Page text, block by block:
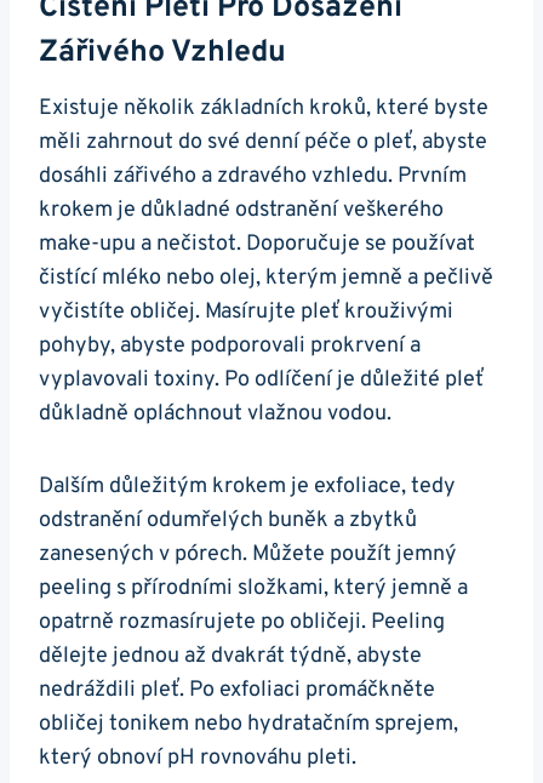
Čištění⁤ Pleti⁢ Pro Dosažení
Zářivého Vzhledu
Existuje několik ⁢základních‍ kroků, které byste ​
měli zahrnout do své denní péče o ⁢pleť, abyste
‍dosáhli ​zářivého a zdravého‍ vzhledu. Prvním ​
krokem je důkladné odstranění veškerého
make-upu a nečistot.‍ Doporučuje⁤ se‌ používat
čistící‌ mléko nebo olej, kterým jemně a pečlivě
vyčistíte ​obličej. Masírujte pleť krouživými
pohyby, ‍abyste podporovali prokrvení a
vyplavovali toxiny. Po odlíčení⁤ je⁣ důležité pleť
důkladně​ opláchnout vlažnou vodou.
Dalším důležitým krokem je exfoliace, ⁢tedy
odstranění odumřelých buněk a zbytků
zanesených v pórech. Můžete použít jemný
peeling s přírodními složkami, který jemně a‌
opatrně rozmasírujete po obličeji. Peeling
dělejte jednou až dvakrát‍ týdně, ⁣abyste
nedráždili ⁢pleť.​ Po​ exfoliaci promáčkněte ​
obličej tonikem nebo hydratačním sprejem,​
který obnoví pH rovnováhu pleti.